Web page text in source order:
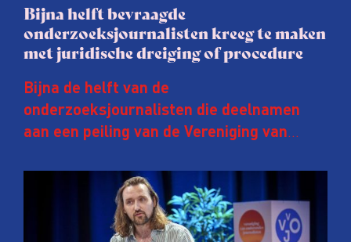
Bijna helft bevraagde
onderzoeksjournalisten kreeg te maken
met juridische dreiging of procedure
Bijna de helft van de
onderzoeksjournalisten die deelnamen
aan een peiling van de Vereniging van
afgelopen twee jaar te maken met
juridische dreiging of een juridische
procedure rond het eigen werk. Dat kost